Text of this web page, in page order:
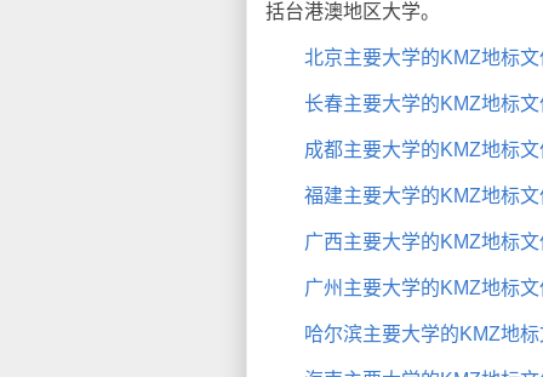
括台港澳地区大学。
北京主要大学的KMZ地标文
长春主要大学的KMZ地标文
成都主要大学的KMZ地标文
福建主要大学的KMZ地标文
广西主要大学的KMZ地标文
广州主要大学的KMZ地标文
哈尔滨主要大学的KMZ地